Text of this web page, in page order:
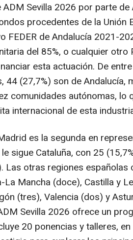
Sevilla 2026 por parte de
procedentes de la Unión
FEDER de Andalucía 2021-
del 85%, o cualquier otro
esta actuación. De
44 (27,7%) son de Andalucía,
comunidades autónomas, lo
internacional de esta
es la segunda en
sigue Cataluña, con 25
Las otras regiones españolas
La Mancha (doce), Castilla y
(tres), Valencia (dos) y
Sevilla 2026 ofrece un
20 ponencias y talleres,